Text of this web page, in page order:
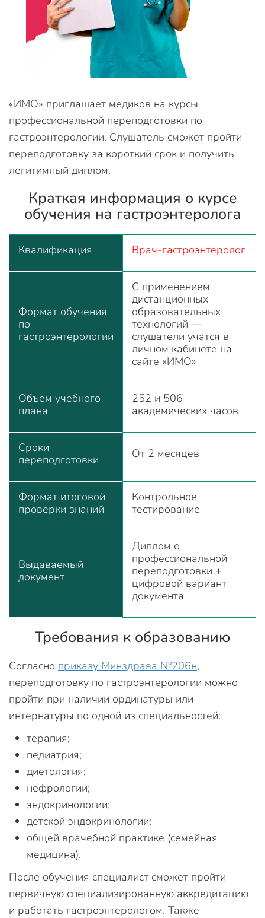
«ИМО» приглашает медиков на курсы
профессиональной переподготовки по
гастроэнтерологии. Слушатель сможет пройти
переподготовку за короткий срок и получить
легитимный диплом.
Краткая информация о курсе
обучения на гастроэнтеролога
Квалификация Врач-гастроэнтеролог
Формат обучения
по
гастроэнтерологии
С применением
дистанционных
образовательных
технологий —
слушатели учатся в
личном кабинете на
сайте «ИМО»
Объем учебного
плана
252 и 506
академических часов
Сроки
переподготовки
От 2 месяцев
Формат итоговой
проверки знаний
Контрольное
тестирование
Выдаваемый
документ
Диплом о
профессиональной
переподготовки +
цифровой вариант
документа
Требования к образованию
Согласно приказу Минздрава №206н,
переподготовку по гастроэнтерологии можно
пройти при наличии ординатуры или
интернатуры по одной из специальностей:
терапия;
педиатрия;
диетология;
нефрологии;
эндокринологии;
детской эндокринологии;
общей врачебной практике (семейная
медицина).
После обучения специалист сможет пройти
первичную специализированную аккредитацию
и работать гастроэнтерологом. Также